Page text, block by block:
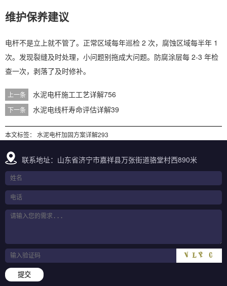
维护保养建议
电杆不是立上就不管了。正常区域每年巡检 2 次，腐蚀区域每半年 1
次。发现裂缝及时处理，小问题别拖成大问题。防腐涂层每 2-3 年检
查一次，剥落了及时修补。
上一条 水泥电杆施工工艺详解756
下一条 水泥电线杆寿命评估详解39
本文标签： 水泥电杆加固方案详解293
联系地址：山东省济宁市嘉祥县万张街道骆堂村西890米
提交